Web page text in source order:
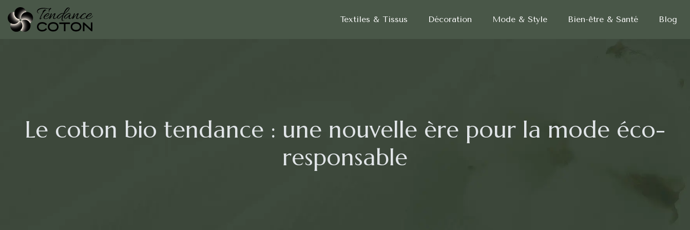
Textiles & Tissus Décoration Mode & Style Bien-être & Santé Blog
Le coton bio tendance : une nouvelle ère pour la mode éco-
responsable